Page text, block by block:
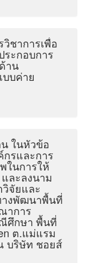
ชาการเพื่อ
ะกอบการ
าน
บค่าย
ในหัวข้อ
กรและการ
ในการให้
ละลงนาม
จัยและ
างพัฒนาพื้นที่
าการ
ศึกษา พื้นที่
ต.แม่แรม
บริษัท ชอยส์